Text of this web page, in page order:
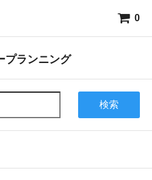
0
プランニング
検索